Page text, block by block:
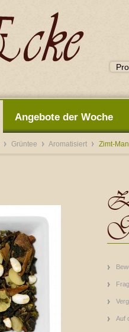
Angebote der Woche
Grüntee Aromatisiert Zimt-
Auf